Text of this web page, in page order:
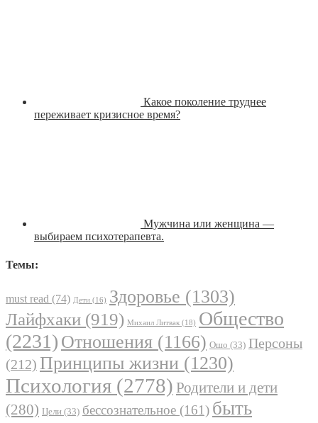
Какое поколение труднее
переживает кризисное время?
Мужчина или женщина —
выбираем психотерапевта.
Темы:
must read (74) Дети (16) Здоровье (1303)
Лайфхаки (919) Михаил Литвак (18) Общество
(2231) Отношения (1166) Ошо (33) Персоны
(212) Принципы жизни (1230)
Психология (2778) Родители и дети
(280) Цели (33) бессознательное (161) быть